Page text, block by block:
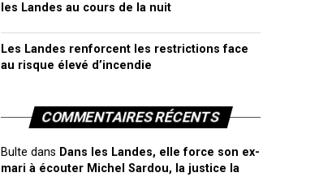
les Landes au cours de la nuit
Les Landes renforcent les restrictions face
au risque élevé d’incendie
COMMENTAIRES RÉCENTS
Bulte dans Dans les Landes, elle force son ex-
mari à écouter Michel Sardou, la justice la